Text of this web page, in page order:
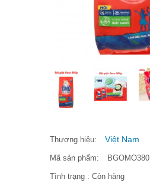
Thương hiệu: Việt Nam
Mã sản phẩm: BGOMO380
Tình trạng : Còn hàng